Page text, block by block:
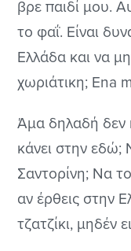
βρε παιδί μου.
το φαΐ. Είναι
Ελλάδα και να
χωριάτικη; Ena
Άμα δηλαδή δεν
κάνει στην εδώ;
Σαντορίνη; Να
αν έρθεις στην
τζατζίκι, μηδέν